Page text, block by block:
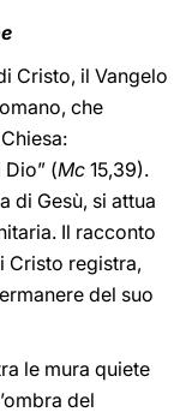
Cristo, il Vangelo
che
Dio” (Mc 15,39).
di Gesù, si attua
Il racconto
Cristo registra,
del suo
le mura quiete
del